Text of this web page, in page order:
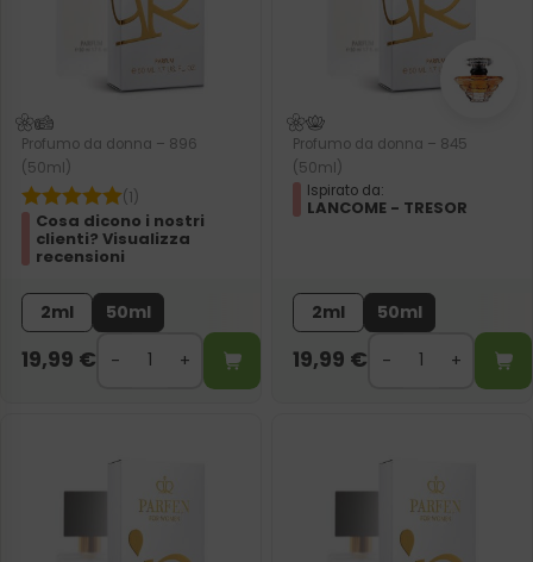
Profumo da donna – 896
(50ml)
(1)
Cosa dicono i nostri
clienti? Visualizza
recensioni
2ml 50ml
19,99 €
Profumo da donna – 845
(50ml)
Ispirato da:
LANCOME - TRESOR
2ml 50ml
19,99 €